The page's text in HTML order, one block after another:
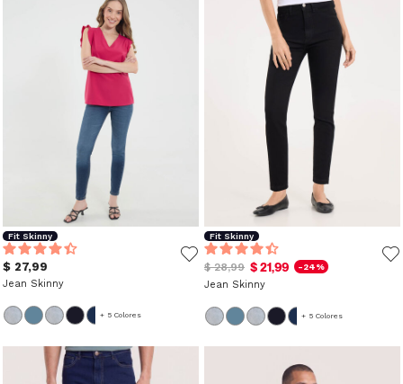
Fit Skinny
$ 27,99
Jean Skinny
+ 5 Colores
Fit Skinny
$ 28,99 $ 21,99 -24%
Jean Skinny
+ 5 Colores